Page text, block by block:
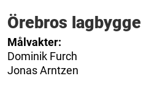
Örebros
Målvakter:
Dominik Furch
Jonas Arntzen